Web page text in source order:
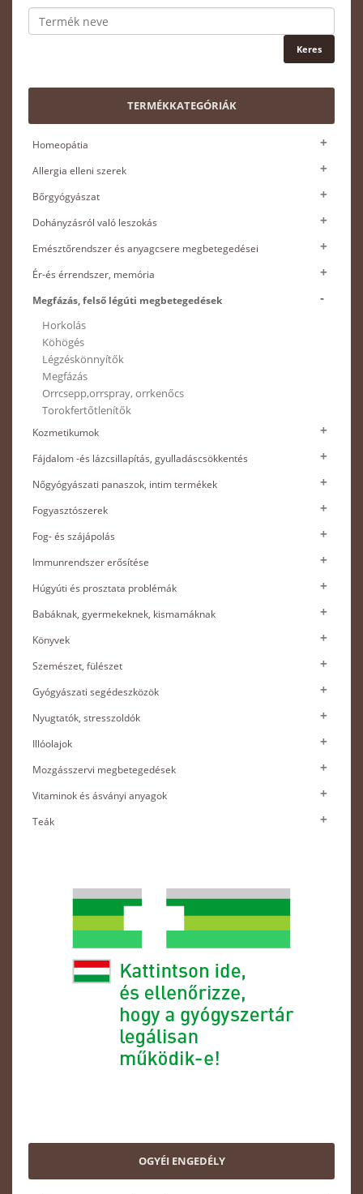
TERMÉKKATEGÓRIÁK
Homeopátia
Allergia elleni szerek
Bőrgyógyászat
Dohányzásról való leszokás
Emésztőrendszer és anyagcsere megbetegedései
Ér-és érrendszer, memória
Megfázás, felső légúti megbetegedések
Horkolás
Köhögés
Légzéskönnyítők
Megfázás
Orrcsepp,orrspray, orrkenőcs
Torokfertőtlenítők
Kozmetikumok
Fájdalom -és lázcsillapítás, gyulladáscsökkentés
Nőgyógyászati panaszok, intim termékek
Fogyasztószerek
Fog- és szájápolás
Immunrendszer erősítése
Húgyúti és prosztata problémák
Babáknak, gyermekeknek, kismamáknak
Könyvek
Szemészet, fülészet
Gyógyászati segédeszközök
Nyugtatók, stresszoldók
Illóolajok
Mozgásszervi megbetegedések
Vitaminok és ásványi anyagok
Teák
OGYÉI ENGEDÉLY